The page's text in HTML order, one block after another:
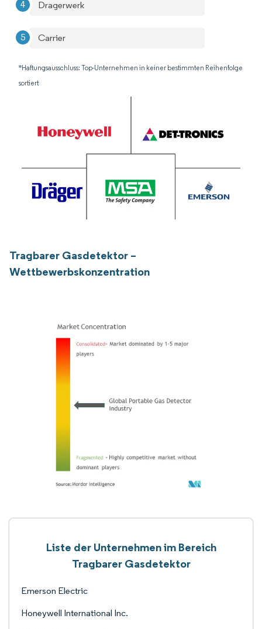
Dragerwerk
Carrier
*Haftungsausschluss: Top-Unternehmen in keiner bestimmten Reihenfolge
sortiert
Tragbarer Gasdetektor –
Wettbewerbskonzentration
Liste der Unternehmen im Bereich
Tragbarer Gasdetektor
Emerson Electric
Honeywell International Inc.